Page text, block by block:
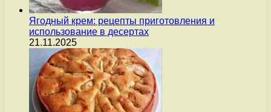
Ягодный крем: рецепты приготовления и
использование в десертах
21.11.2025